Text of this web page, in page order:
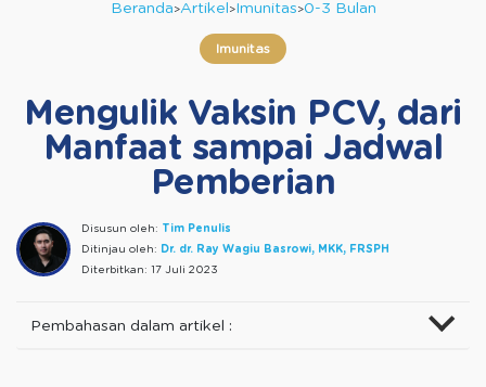
Beranda Artikel Imunitas 0-3 Bulan
Imunitas
Mengulik Vaksin PCV, dari
Manfaat sampai Jadwal
Pemberian
Disusun oleh: Tim Penulis
Ditinjau oleh: Dr. dr. Ray Wagiu Basrowi, MKK, FRSPH
Diterbitkan: 17 Juli 2023
Pembahasan dalam artikel :